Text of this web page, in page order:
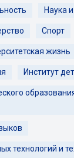
Наука
Спорт
жизнь
Институт
технологий и